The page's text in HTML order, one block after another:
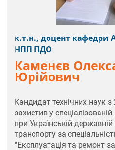
к.т.н., доцент кафедри
НПП ПДО
Каменєв
Юрійович
Кандидат технічних наук
захистив у
при Українській
транспорту за
“Експлуатація та ремонт